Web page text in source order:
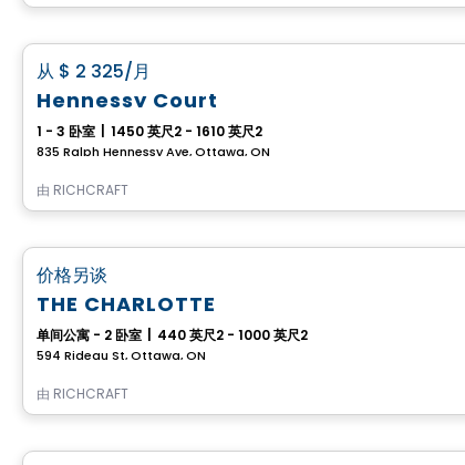
房子
从 $ 2 325/月
Hennessy Court
1 - 3 卧室 1450 英尺2 - 1610 英尺2
835 Ralph Hennessy Ave, Ottawa, ON
由 RICHCRAFT
公寓
价格另谈
THE CHARLOTTE
单间公寓 - 2 卧室 440 英尺2 - 1000 英尺2
594 Rideau St, Ottawa, ON
由 RICHCRAFT
公寓